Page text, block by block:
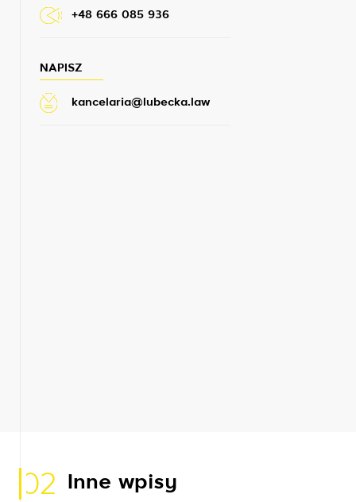
+48 666 085 936
NAPISZ
kancelaria@lubecka.law
02 Inne wpisy